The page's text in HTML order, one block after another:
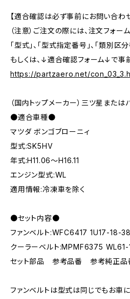
【適合確認は必ず事前にお問い合わせ
（注意）ご注文の際には、注文フォー
「型式」、「型式指定番号」、「類別区
もしくは、↓適合確認フォーム↓で事
https://partzaero.net/
（国内トップメーカー）三ツ星または
●適合車種●
マツダ ボンゴブローニィ
型式:SK5HV
年式:H11.06～H16.11
エンジン型式:WL
適用情報:冷凍車を除く
●セット内容●
ファンベルト:WFC6417 1U17-18-
クーラーベルト:MPMF6375
セット部品 参考品番 参考純正品
ファンベルトは型式は同じでもお車